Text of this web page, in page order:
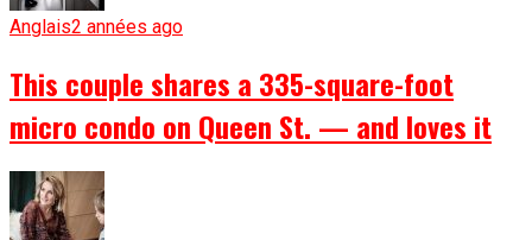
Anglais2 années ago
This couple shares a 335-square-foot
micro condo on Queen St. — and loves it